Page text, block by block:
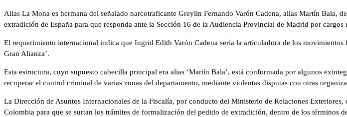
Alias La Mona es hermana del señalado narcotraficante Greylin Fernando Varón Cadena, alias Martín Bala,
extradición de España para que responda ante la Sección 16 de la Audiencia Provincial de Madrid por
El requerimiento internacional indica que Ingrid Edith Varón Cadena sería la articuladora de los
Gran Alianza’.
Esta estructura, cuyo supuesto cabecilla principal era alias ‘Martín Bala’, está conformada por algunos
recuperar el control criminal de varias zonas del departamento, mediante violentas disputas con otras
La Dirección de Asuntos Internacionales de la Fiscalía, por conducto del Ministerio de Relaciones
Colombia para que se surtan los trámites de formalización del pedido de extradición, dentro de los términos